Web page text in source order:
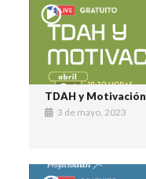
TDAH y Motivación
3 de mayo, 2023